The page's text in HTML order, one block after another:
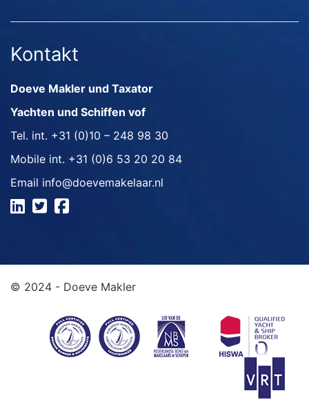
Kontakt
Doeve Makler und Taxator
Yachten und Schiffen vof
Tel. int. +31 (0)10 – 248 98 30
Mobile int. +31 (0)6 53 20 20 84
Email info@doevemakelaar.nl
© 2024 - Doeve Makler